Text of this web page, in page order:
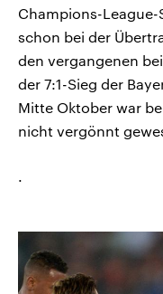
Champions-League-
schon bei der
den vergangenen
der 7:1-Sieg der
Mitte Oktober war
nicht vergönnt
.